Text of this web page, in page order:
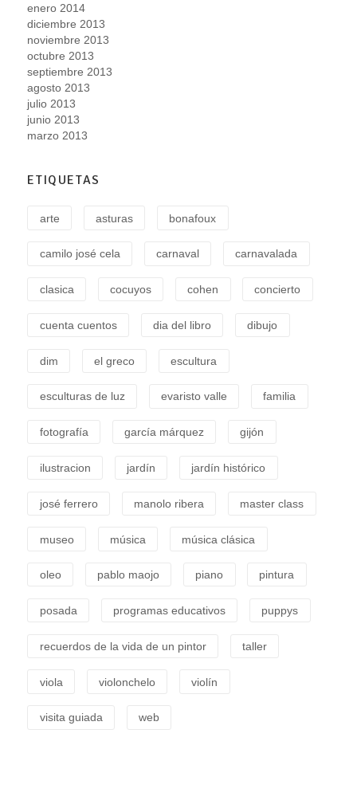
enero 2014
diciembre 2013
noviembre 2013
octubre 2013
septiembre 2013
agosto 2013
julio 2013
junio 2013
marzo 2013
ETIQUETAS
arte asturas bonafoux
camilo josé cela carnaval carnavalada
clasica cocuyos cohen concierto
cuenta cuentos dia del libro dibujo
dim el greco escultura
esculturas de luz evaristo valle familia
fotografía garcía márquez gijón
ilustracion jardín jardín histórico
josé ferrero manolo ribera master class
museo música música clásica
oleo pablo maojo piano pintura
posada programas educativos puppys
recuerdos de la vida de un pintor taller
viola violonchelo violín
visita guiada web